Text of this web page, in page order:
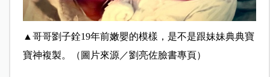
▲哥哥劉子銓19年前嫩嬰的模樣，是不是跟妹妹典典寶
寶神複製。（圖片來源／劉亮佐臉書專頁）